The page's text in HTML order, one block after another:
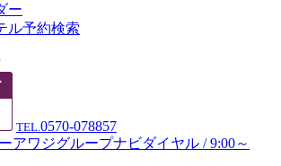
ー
ル予約検索
TEL.0570-078857
アワジグループナビダイヤル / 9:00～